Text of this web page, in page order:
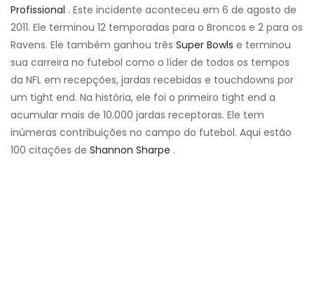
Profissional . Este incidente aconteceu em 6 de agosto de
2011. Ele terminou 12 temporadas para o Broncos e 2 para os
Ravens. Ele também ganhou três Super Bowls e terminou
sua carreira no futebol como o líder de todos os tempos
da NFL em recepções, jardas recebidas e touchdowns por
um tight end. Na história, ele foi o primeiro tight end a
acumular mais de 10.000 jardas receptoras. Ele tem
inúmeras contribuições no campo do futebol. Aqui estão
100 citações de Shannon Sharpe .